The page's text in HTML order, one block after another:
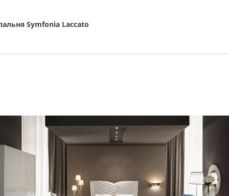
Symfonia Laccato